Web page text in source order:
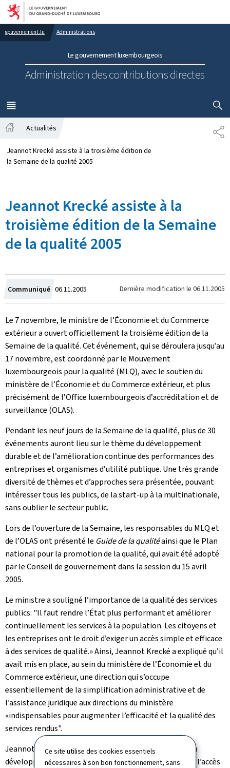
Ce site utilise des cookies essentiels
nécessaires à son bon fonctionnement, sans
Aller au menu principal
Aller au contenu
gouvernement.lu Administrations
Le gouvernement luxembourgeois
Administration des contributions directes
MENU
PRINCIPAL
Actualités
Jeannot Krecké assiste à la troisième édition de
la Semaine de la qualité 2005
Jeannot Krecké assiste à la
troisième édition de la Semaine
de la qualité 2005
Communiqué Crée
le
06.11.2005 Dernière modification le 06.11.2005
Le 7 novembre, le ministre de l’Économie et du Commerce
extérieur a ouvert officiellement la troisième édition de la
Semaine de la qualité. Cet événement, qui se déroulera jusqu’au
17 novembre, est coordonné par le Mouvement
luxembourgeois pour la qualité (MLQ), avec le soutien du
ministère de l’Économie et du Commerce extérieur, et plus
précisément de l’Office luxembourgeois d’accréditation et de
surveillance (OLAS).
Pendant les neuf jours de la Semaine de la qualité, plus de 30
événements auront lieu sur le thème du développement
durable et de l’amélioration continue des performances des
entreprises et organismes d’utilité publique. Une très grande
diversité de thèmes et d’approches sera présentée, pouvant
intéresser tous les publics, de la start-up à la multinationale,
sans oublier le secteur public.
Lors de l’ouverture de la Semaine, les responsables du MLQ et
de l’OLAS ont présenté le Guide de la qualitéainsi que le Plan
national pour la promotion de la qualité, qui avait été adopté
par le Conseil de gouvernement dans la session du 15 avril
2005.
Le ministre a souligné l’importance de la qualité des services
publics: "Il faut rendre l’État plus performant et améliorer
continuellement les services à la population. Les citoyens et
les entreprises ont le droit d’exiger un accès simple et efficace
à des services de qualité.» Ainsi, Jeannot Krecké a expliqué qu’il
avait mis en place, au sein du ministère de l’Économie et du
Commerce extérieur, une direction qui s’occupe
essentiellement de la simplification administrative et de
l’assistance juridique aux directions du ministère
«indispensables pour augmenter l’efficacité et la qualité des
services rendus".
Jeannot Krecké a également insisté sur la nécessité du
développement progressif due-governmentqui rendra l’accès